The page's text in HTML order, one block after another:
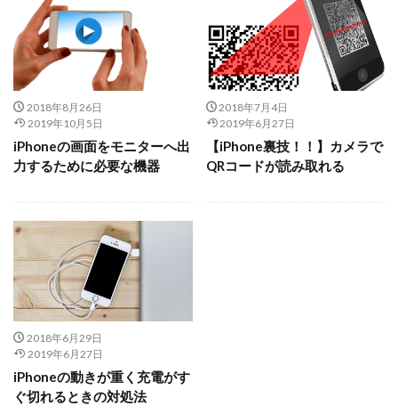
2018年8月26日
2019年10月5日
iPhoneの画面をモニターへ出
力するために必要な機器
2018年7月4日
2019年6月27日
【iPhone裏技！！】カメラで
QRコードが読み取れる
2018年6月29日
2019年6月27日
iPhoneの動きが重く充電がす
ぐ切れるときの対処法